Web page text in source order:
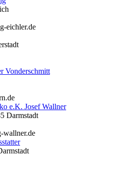
eichler.de
Vonderschmitt
e.K. Josef Wallner
Darmstadt
wallner.de